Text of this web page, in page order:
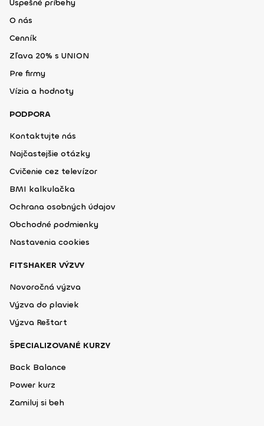
Úspešné príbehy
O nás
Cenník
Zľava 20% s UNION
Pre firmy
Vízia a hodnoty
PODPORA
Kontaktujte nás
Najčastejšie otázky
Cvičenie cez televízor
BMI kalkulačka
Ochrana osobných údajov
Obchodné podmienky
Nastavenia cookies
FITSHAKER VÝZVY
Novoročná výzva
Výzva do plaviek
Výzva Reštart
ŠPECIALIZOVANÉ KURZY
Back Balance
Power kurz
Zamiluj si beh